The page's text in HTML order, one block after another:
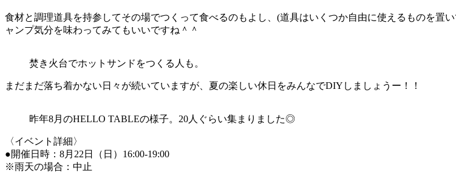
食材と調理道具を持参してその場でつくって食べるのもよし、(道具はいくつか自由に使えるものを
ャンプ気分を味わってみてもいいですね＾＾
焚き火台でホットサンドをつくる人も。
まだまだ落ち着かない日々が続いていますが、夏の楽しい休日をみんなでDIYしましょうー！！
昨年8月のHELLO TABLEの様子。20人ぐらい集まりました◎
〈イベント詳細〉
●開催日時：8月22日（日）16:00-19:00
※雨天の場合：中止